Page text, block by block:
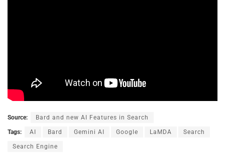
Source: Bard and new AI Features in Search
Tags: AI Bard Gemini AI Google LaMDA Search
Search Engine